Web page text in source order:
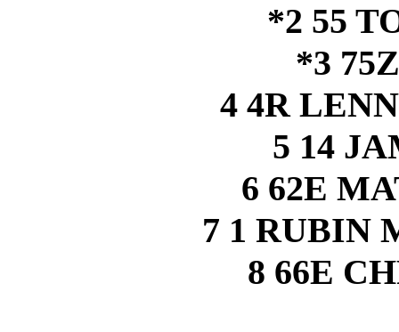
*2 55
*3
4 4R
5 14
6 62E
7 1 RUBIN
8 66E